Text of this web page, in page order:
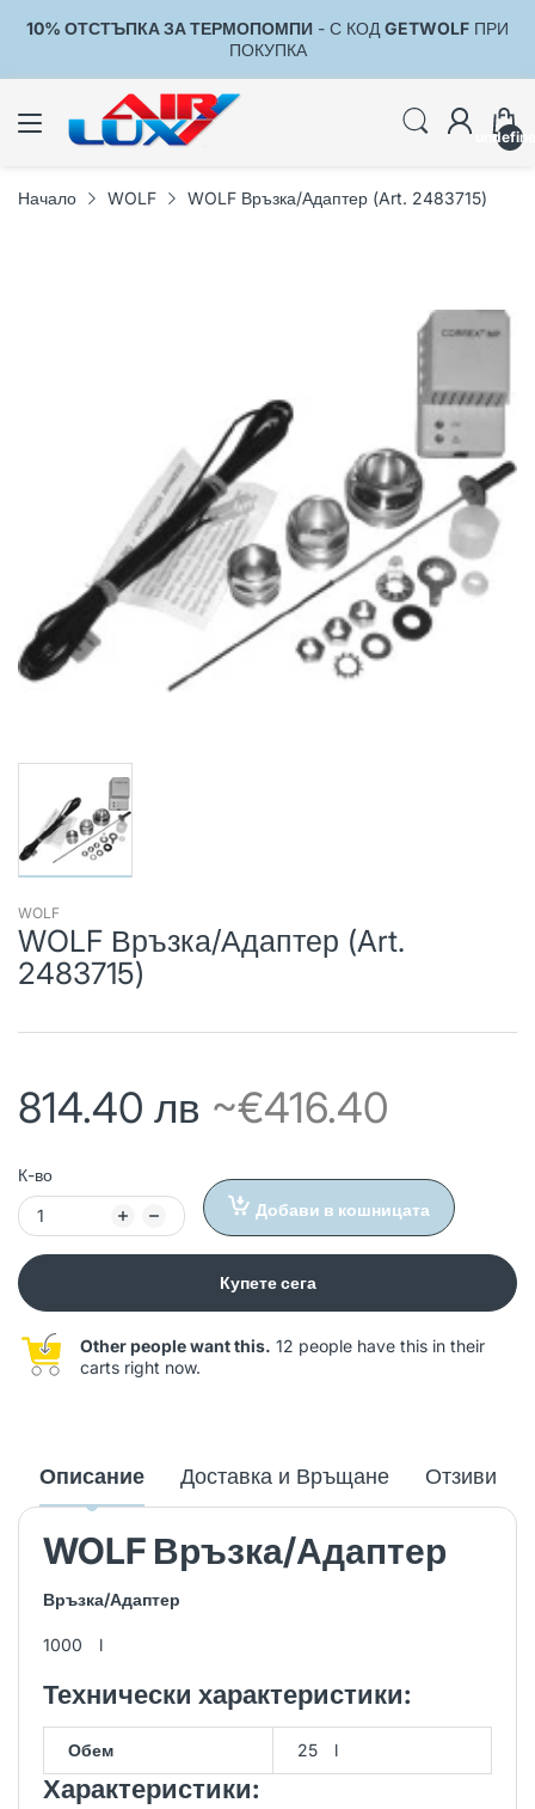
10% ОТСТЪПКА ЗА ТЕРМОПОМПИ - С КОД GETWOLF ПРИ
ПОКУПКА
Начало WOLF WOLF Връзка/Адаптер (Art. 2483715)
WOLF
WOLF Връзка/Адаптер (Art.
2483715)
814.40 лв ~€416.40
К-во
Добави в кошницата
Купете сега
Other people want this. 12 people have this in their
carts right now.
Описание Доставка и Връщане Отзиви
WOLF Връзка/Адаптер
Връзка/Адаптер
1000 l
Технически характеристики:
Обем 25 l
Характеристики: